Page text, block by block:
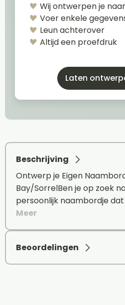
Wij ontwerpen je
Voer enkele
Leun achterover
Altijd een proefdruk
Laten
Beschrijving
Ontwerp je Eigen
Bay/SorrelBen je op zoek
persoonlijk naambordje
Meer
Beoordelingen